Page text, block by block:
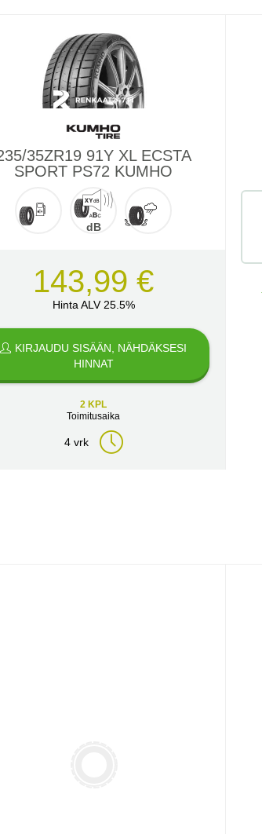
35ZR19 91Y XL ECSTA
SPORT PS72 KUMHO
dB
143,99 €
Hinta ALV 25.5%
KIRJAUDU SISÄÄN, NÄHDÄKSESI
HINNAT
2 KPL
Toimitusaika
4 vrk